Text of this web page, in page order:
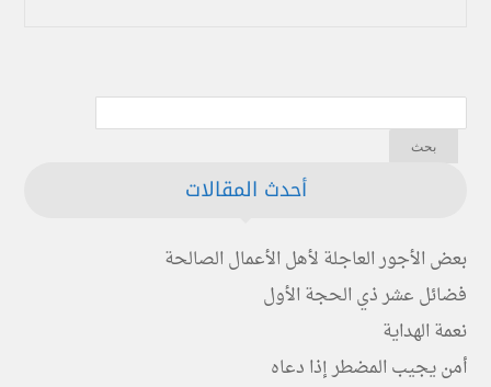
أحدث المقالات
بعض الأجور العاجلة لأهل الأعمال الصالحة
فضائل عشر ذي الحجة الأول
نعمة الهداية
أمن يجيب المضطر إذا دعاه